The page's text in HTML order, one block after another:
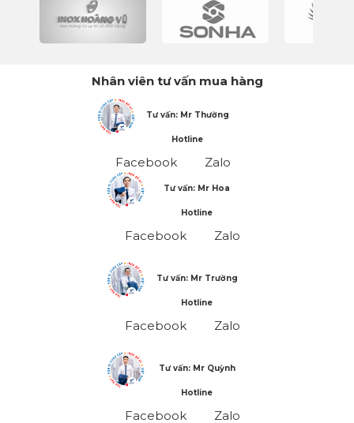
Nhân viên tư vấn mua hàng
Tư vấn: Mr Thường
Hotline
Facebook Zalo
Tư vấn: Mr Hoa
Hotline
Facebook Zalo
Tư vấn: Mr Trường
Hotline
Facebook Zalo
Tư vấn: Mr Quỳnh
Hotline
Facebook Zalo